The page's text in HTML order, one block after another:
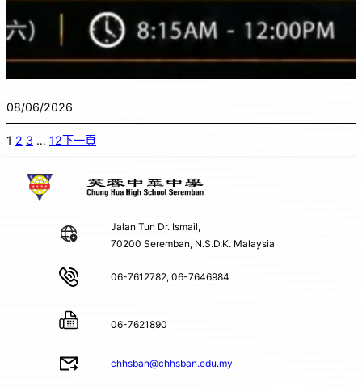
08/06/2026
1 2 3 … 12下一頁
Jalan Tun Dr. Ismail,
70200 Seremban, N.S.D.K. Malaysia
06-7612782, 06-7646984
06-7621890
chhsban@chhsban.edu.my